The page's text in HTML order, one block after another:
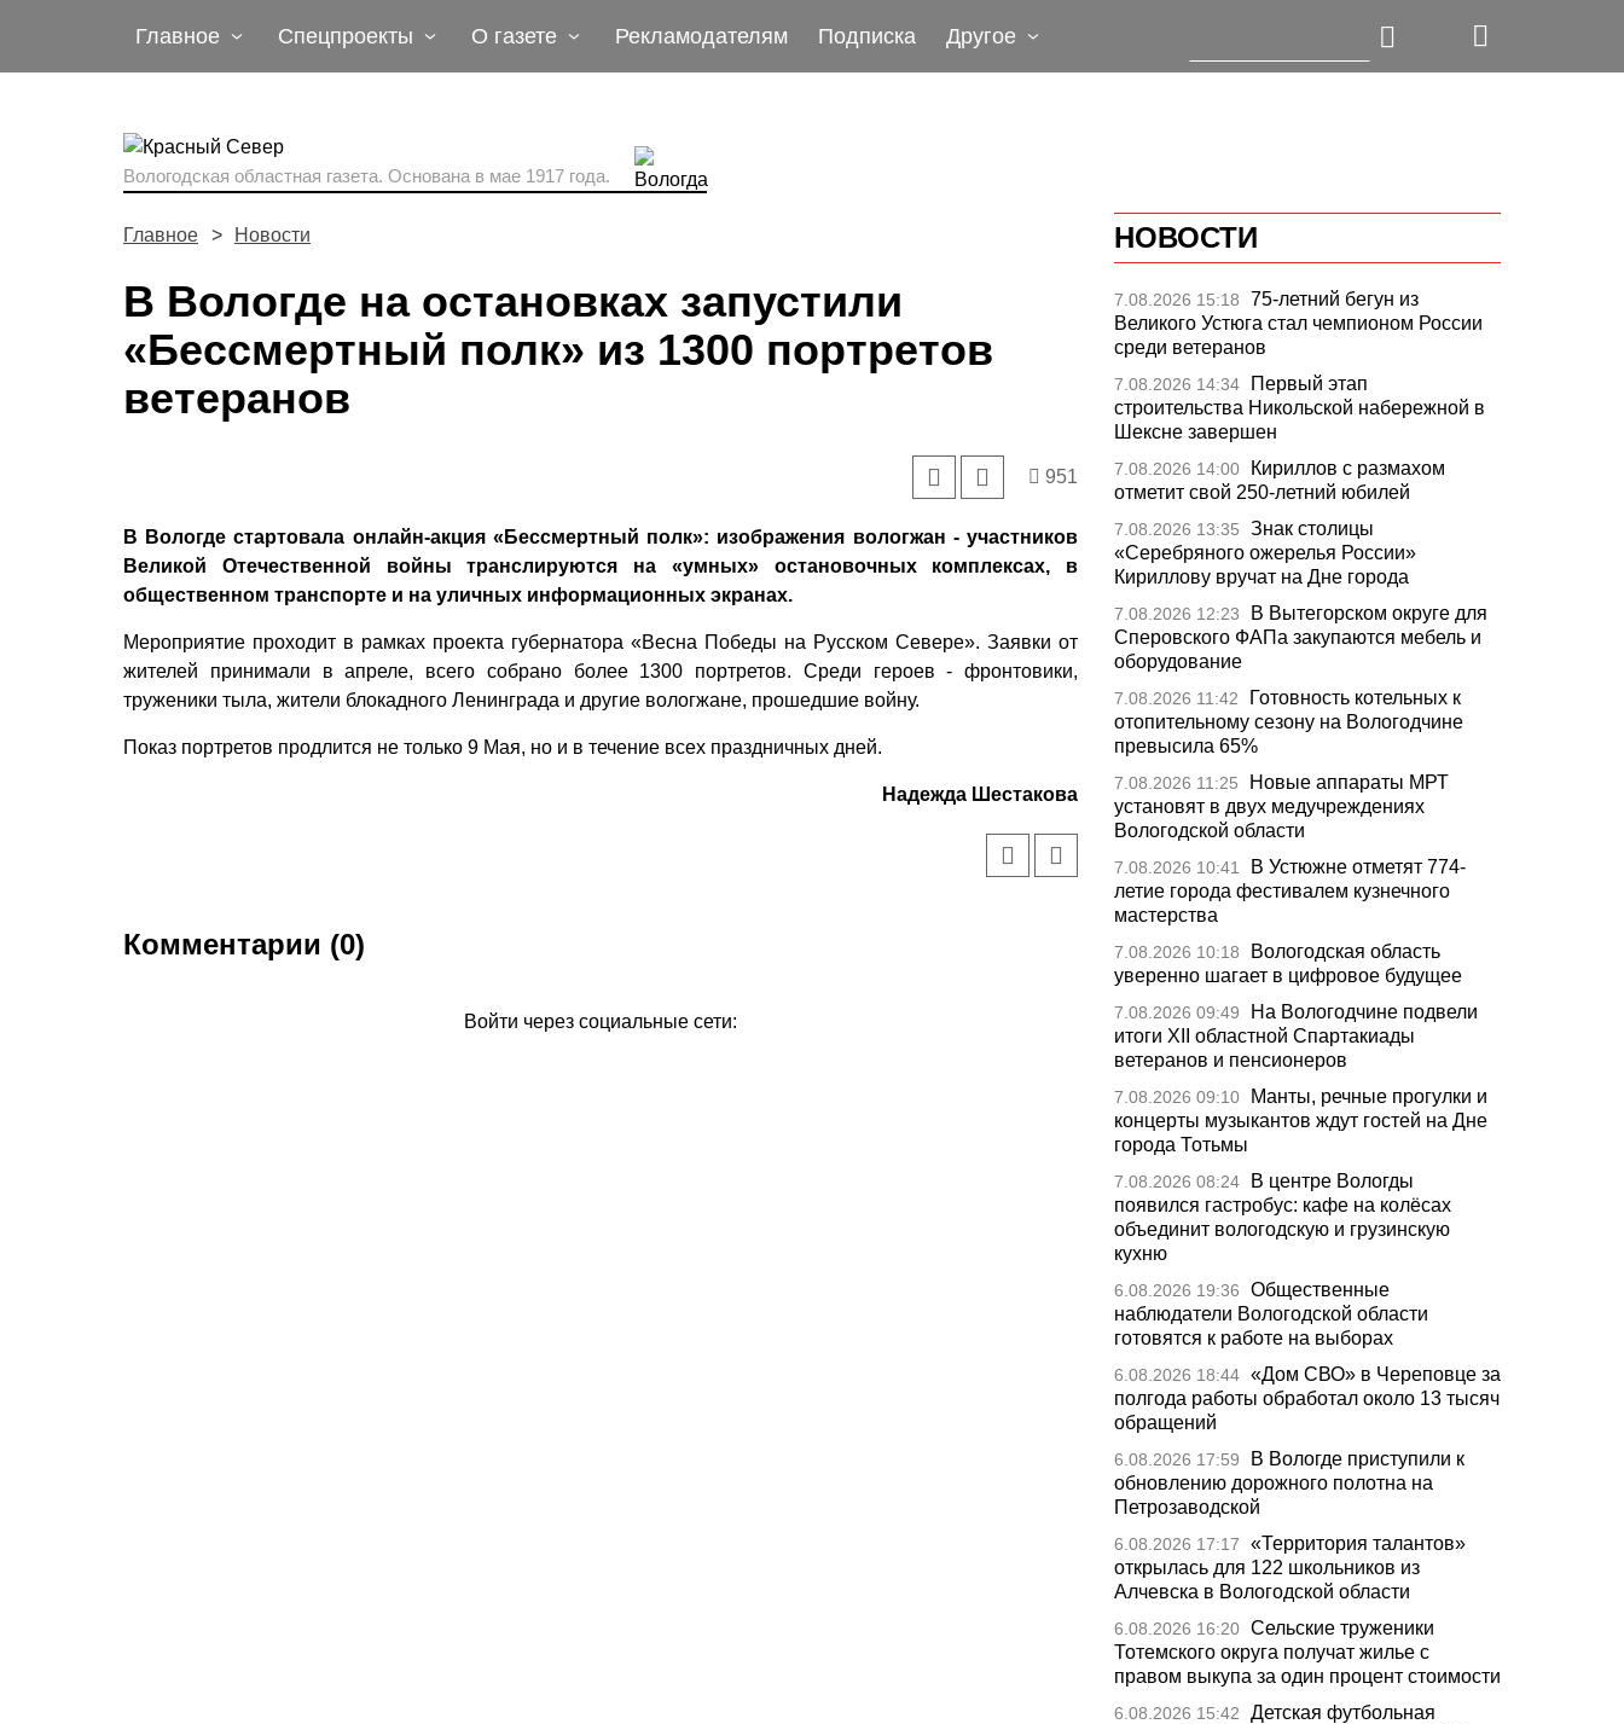
Главное Спецпроекты О газете Рекламодателям Подписка Другое
Вологодская областная газета. Основана в мае 1917 года.
Главное Новости
В Вологде на остановках запустили
«Бессмертный полк» из 1300 портретов
ветеранов
951
В Вологде стартовала онлайн-акция «Бессмертный полк»: изображения вологжан - участников
Великой Отечественной войны транслируются на «умных» остановочных комплексах, в
общественном транспорте и на уличных информационных экранах.
Мероприятие проходит в рамках проекта губернатора «Весна Победы на Русском Севере». Заявки от
жителей принимали в апреле, всего собрано более 1300 портретов. Среди героев - фронтовики,
труженики тыла, жители блокадного Ленинграда и другие вологжане, прошедшие войну.
Показ портретов продлится не только 9 Мая, но и в течение всех праздничных дней.
Надежда Шестакова
Комментарии (0)
Войти через социальные сети:
НОВОСТИ
7.08.2026 15:18
75-летний бегун из
Великого Устюга стал чемпионом России
среди ветеранов
7.08.2026 14:34
Первый этап
строительства Никольской набережной в
Шексне завершен
7.08.2026 14:00
Кириллов с размахом
отметит свой 250-летний юбилей
7.08.2026 13:35
Знак столицы
«Серебряного ожерелья России»
Кириллову вручат на Дне города
7.08.2026 12:23
В Вытегорском округе для
Сперовского ФАПа закупаются мебель и
оборудование
7.08.2026 11:42
Готовность котельных к
отопительному сезону на Вологодчине
превысила 65%
7.08.2026 11:25
Новые аппараты МРТ
установят в двух медучреждениях
Вологодской области
7.08.2026 10:41
В Устюжне отметят 774-
летие города фестивалем кузнечного
мастерства
7.08.2026 10:18
Вологодская область
уверенно шагает в цифровое будущее
7.08.2026 09:49
На Вологодчине подвели
итоги XII областной Спартакиады
ветеранов и пенсионеров
7.08.2026 09:10
Манты, речные прогулки и
концерты музыкантов ждут гостей на Дне
города Тотьмы
7.08.2026 08:24
В центре Вологды
появился гастробус: кафе на колёсах
объединит вологодскую и грузинскую
кухню
6.08.2026 19:36
Общественные
наблюдатели Вологодской области
готовятся к работе на выборах
6.08.2026 18:44 «Дом СВО» в Череповце за
полгода работы обработал около 13 тысяч
обращений
6.08.2026 17:59
В Вологде приступили к
обновлению дорожного полотна на
Петрозаводской
6.08.2026 17:17
«Территория талантов»
открылась для 122 школьников из
Алчевска в Вологодской области
6.08.2026 16:20 Сельские труженики
Тотемского округа получат жилье с
правом выкупа за один процент стоимости
6.08.2026 15:42
Детская футбольная